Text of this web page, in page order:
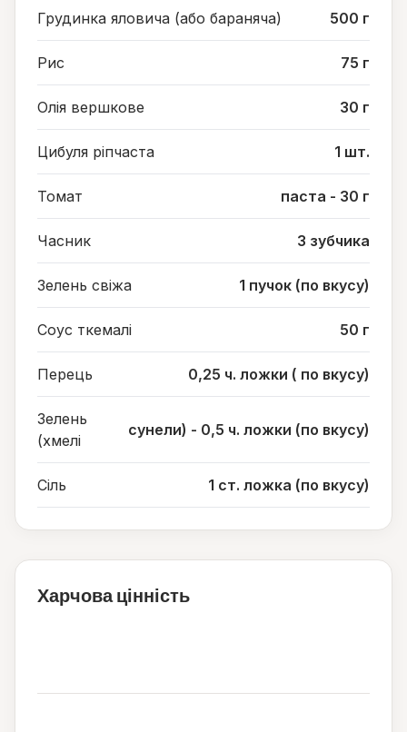
Грудинка яловича (або бараняча) 500 г
Рис 75 г
Олія вершкове 30 г
Цибуля ріпчаста 1 шт.
Томат паста - 30 г
Часник 3 зубчика
Зелень свіжа 1 пучок (по вкусу)
Соус ткемалі 50 г
Перець 0,25 ч. ложки ( по вкусу)
Зелень
(хмелі
сунели) - 0,5 ч. ложки (по вкусу)
Сіль 1 ст. ложка (по вкусу)
Харчова цінність